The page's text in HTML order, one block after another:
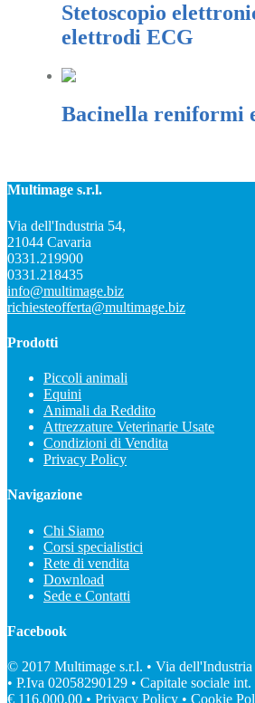
Stetoscopio
elettrodi ECG
Bacinella reniformi
Multimage s.r.l.
Via dell'Industria 54,
21044 Cavaria
0331.219900
0331.218435
info@multimage.biz
richiesteofferta@multimage.biz
Prodotti
Piccoli animali
Equini
Animali da Reddito
Attrezzature Veterinarie Usate
Condizioni di Vendita
Privacy Policy
Navigazione
Chi Siamo
Corsi specialistici
Rete di vendita
Download
Sede e Contatti
Facebook
© 2017 Multimage s.r.l. • Via
• P.Iva 02058290129 • Capitale sociale int.
€ 116.000,00 • Privacy Policy • Cookie